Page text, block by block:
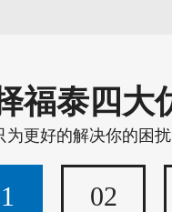
福泰四大
为更好的解决你的困
02